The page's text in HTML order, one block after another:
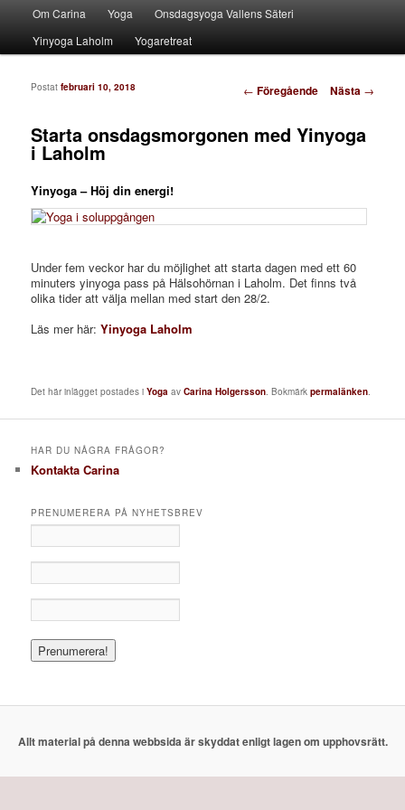
Ett leende är en smittsam gåva
HuvudmenyHoppa till huvudinnehåll
Hoppa till sekundärt innehåll
Om Carina Yoga
Onsdagsyoga Vallens Säteri
Yinyoga Laholm
Yogaretreat
Inläggsnavigering
← Föregående Nästa →
Starta onsdagsmorgonen med Yinyoga
i Laholm
Postatfebruari 10, 2018
Yinyoga – Höj din energi!
Under fem veckor har du möjlighet att starta dagen med ett 60
minuters yinyoga pass på Hälsohörnan i Laholm. Det finns två
olika tideratt välja mellan med start den 28/2.
Läs mer här:Yinyoga Laholm
Det här inlägget postades iYoga avCarina Holgersson . Bokmärkpermalänken
HAR DU NÅGRA FRÅGOR?
Kontakta Carina
PRENUMERERA PÅ NYHETSBREV
Allt material på denna webbsida är skyddat enligt lagen om upphovsrätt.